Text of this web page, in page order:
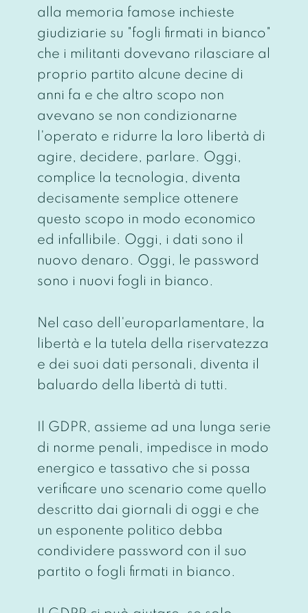
alla memoria famose inchieste
giudiziarie su "fogli firmati in bianco"
che i militanti dovevano rilasciare al
proprio partito alcune decine di
anni fa e che altro scopo non
avevano se non condizionarne
l'operato e ridurre la loro libertà di
agire, decidere, parlare. Oggi,
complice la tecnologia, diventa
decisamente semplice ottenere
questo scopo in modo economico
ed infallibile. Oggi, i dati sono il
nuovo denaro. Oggi, le password
sono i nuovi fogli in bianco.
Nel caso dell'europarlamentare, la
libertà e la tutela della riservatezza
e dei suoi dati personali, diventa il
baluardo della libertà di tutti.
Il GDPR, assieme ad una lunga serie
di norme penali, impedisce in modo
energico e tassativo che si possa
verificare uno scenario come quello
descritto dai giornali di oggi e che
un esponente politico debba
condividere password con il suo
partito o fogli firmati in bianco.